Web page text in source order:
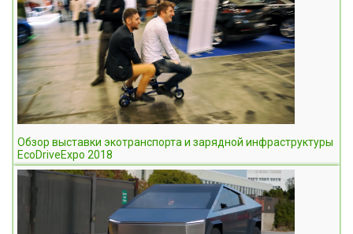
Обзор выставки экотранспорта и зарядной инфраструктуры
EcoDriveExpo 2018